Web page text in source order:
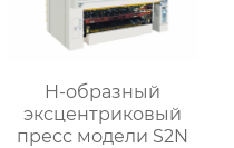
H-образный
эксцентриковый
пресс модели S2N